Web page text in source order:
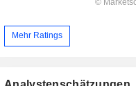
Mehr Ratings